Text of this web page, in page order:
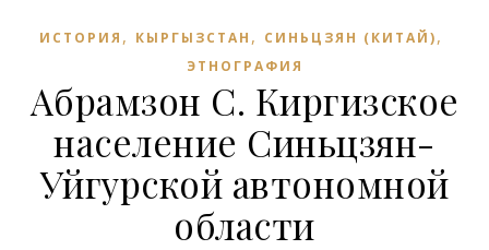
ИСТОРИЯ , КЫРГЫЗСТАН , СИНЬЦЗЯН (КИТАЙ),
ЭТНОГРАФИЯ
Абрамзон С. Киргизское
население Синьцзян-
Уйгурской автономной
области